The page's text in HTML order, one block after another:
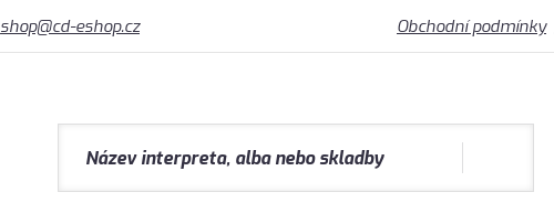
shop@cd-eshop.cz Obchodní podmínky